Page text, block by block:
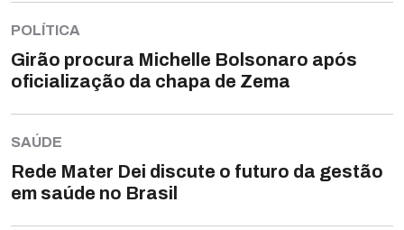
POLÍTICA
Girão procura Michelle Bolsonaro após
oficialização da chapa de Zema
SAÚDE
Rede Mater Dei discute o futuro da gestão
em saúde no Brasil